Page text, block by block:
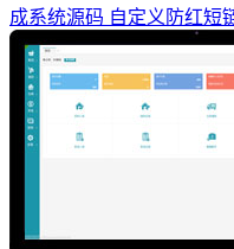
成系统源码 自定义防红短